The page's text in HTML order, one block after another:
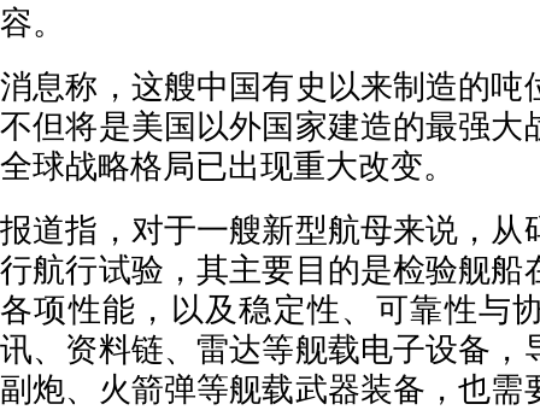
容。
消息称，这艘中国有史以来制造的吨
不但将是美国以外国家建造的最强大
全球战略格局已出现重大改变。
报道指，对于一艘新型航母来说，从
行航行试验，其主要目的是检验舰船
各项性能，以及稳定性、可靠性与
讯、资料链、雷达等舰载电子设备，
副炮、火箭弹等舰载武器装备，也需